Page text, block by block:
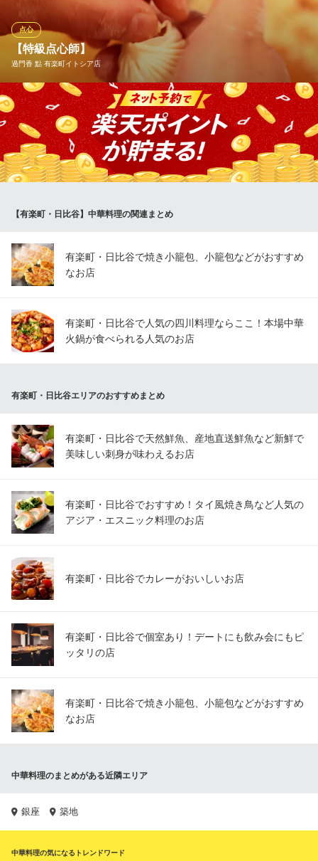
ださい。肉や海鮮は赤いスープ、野菜は白いスープがおすすめで
すが、交互に味わうも良し、混ぜて楽しむも良し！自分流にお楽
しみあれ。
刀削麺・火鍋・西安料理 XI’AN（シーアン） 有楽町店
中国西安大衆料理
ＪＲ有楽町駅日比谷出口 徒歩3分
東京都千代田区有楽町1-2-7 タグリート有楽町ビル
【特級点心師】
過門香 點 有楽町イトシア店
点心
特級点心師が作るこだわりの点心の数々。当店の名物上海小籠包
は、肉だけでなく海老の旨味との調和で、美味しい味を引きだし
ます。小籠包は先端より中のスープをゆっくりと半分飲まれてか
ら召し上がりください。 湯包にストローを刺して中のスープを味
わう点心「大湯包(だいたんぱぉ)」は体の芯まで温まる逸品です。
※こちらは夜のみのこだわりです。
過門香 點 有楽町イトシア店
ＪＲ有楽町駅中央口 徒歩1分
東京都千代田区有楽町2-7-1 有楽町イトシアプラザ3F
【有楽町・日比谷】中華料理の関連まとめ
有楽町・日比谷で焼き小籠包、小籠包などがおすすめ
なお店
有楽町・日比谷で人気の四川料理ならここ！本場中華
火鍋が食べられる人気のお店
有楽町・日比谷エリアのおすすめまとめ
有楽町・日比谷で天然鮮魚、産地直送鮮魚など新鮮で
美味しい刺身が味わえるお店
有楽町・日比谷でおすすめ！タイ風焼き鳥など人気の
アジア・エスニック料理のお店
有楽町・日比谷でカレーがおいしいお店
有楽町・日比谷で個室あり！デートにも飲み会にもピ
ッタリの店
有楽町・日比谷で焼き小籠包、小籠包などがおすすめ
なお店
中華料理のまとめがある近隣エリア
銀座 築地
中華料理の気になるトレンドワード